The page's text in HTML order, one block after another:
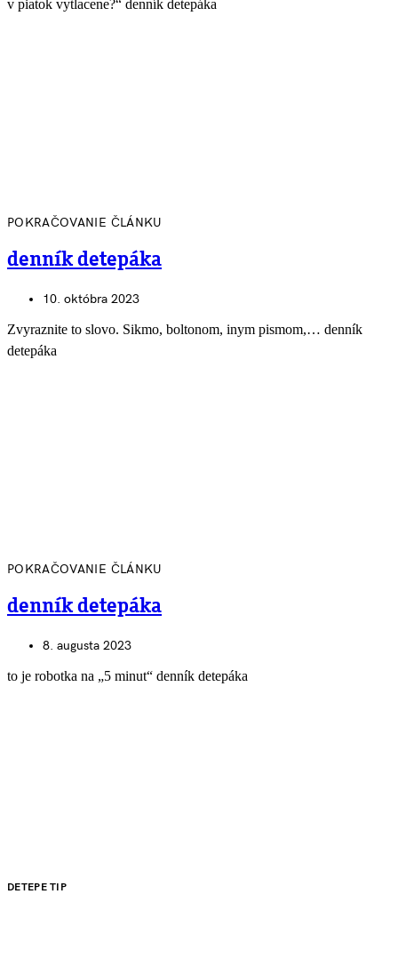
v piatok vytlacene?“ denník detepáka
POKRAČOVANIE ČLÁNKU
denník detepáka
10. októbra 2023
Zvyraznite to slovo. Sikmo, boltonom, inym pismom,… denník
detepáka
POKRAČOVANIE ČLÁNKU
denník detepáka
8. augusta 2023
to je robotka na „5 minut“ denník detepáka
DETEPE TIP